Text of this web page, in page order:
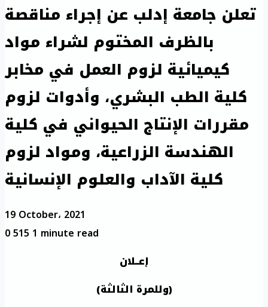
تعلن جامعة إدلب عن إجراء مناقصة
بالظرف المختوم لشراء مواد
كيميائية لزوم العمل في مخابر
كلية الطب البشري، وأدوات لزوم
مقررات الإنتاج الحيواني في كلية
الهندسة الزراعية، ومواد لزوم
كلية الآداب والعلوم الإنسانية
19 October، 2021
0515 1 minute read
إعــلان
(وللمرة الثالثة)